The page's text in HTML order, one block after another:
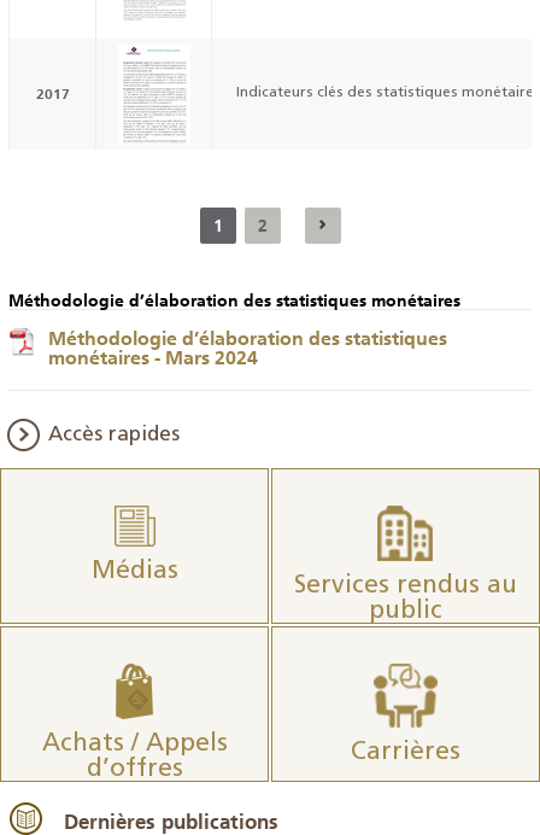
2017 Indicateurs clés des statistiques
1 2
Méthodologie d’élaboration des statistiques monétaires
Méthodologie d’élaboration des statistiques
monétaires - Mars 2024
Accès rapides
Médias
Services rendus au
public
Achats / Appels
d’offres
Carrières
Dernières publications